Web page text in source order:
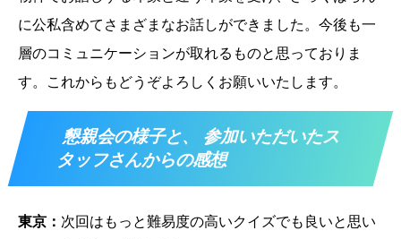
に公私含めてさまざまなお話しができました。今後も一
層のコミュニケーションが取れるものと思っておりま
す。これからもどうぞよろしくお願いいたします。
懇親会の様子と、 参加いただいたス
タッフさんからの感想
東京： 次回はもっと難易度の高いクイズでも良いと思い